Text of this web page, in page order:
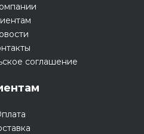
соглашение